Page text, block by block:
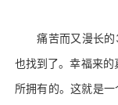
痛苦而又漫长的3
也找到了。幸福来
所拥有的。这就是一